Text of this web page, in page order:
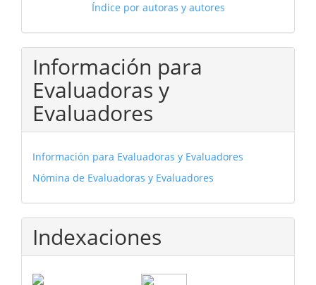
Índice por autoras y autores
Información para
Evaluadoras y
Evaluadores
Información para Evaluadoras y Evaluadores
Nómina de Evaluadoras y Evaluadores
Indexaciones